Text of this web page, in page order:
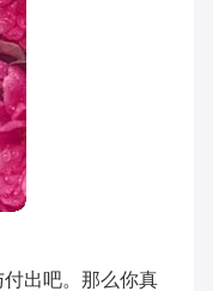
出吧。那么你真